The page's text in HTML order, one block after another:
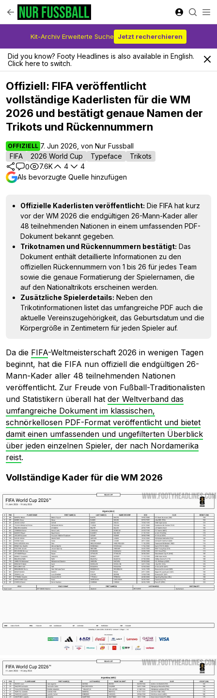
Kit-Archiv Erweiterte Suche Jetzt recherchieren
Did you know? Footy Headlines is also available in English.
Click here to switch.
Offiziell: FIFA veröffentlicht
vollständige Kaderlisten für die WM
2026 und bestätigt genaue Namen der
Trikots und Rückennummern
OFFIZIELL 7. Jun 2026, von Nur Fussball
FIFA
2026 World Cup Typeface
Trikots
0
7.6K 4
4
Als bevorzugte Quelle hinzufügen
Offizielle Kaderlisten veröffentlicht: Die FIFA hat kurz
vor der WM 2026 die endgültigen 26-Mann-Kader aller
48 teilnehmenden Nationen in einem umfassenden PDF-
Dokument bekannt gegeben.
Trikotnamen und Rückennummern bestätigt: Das
Dokument enthält detaillierte Informationen zu den
offiziellen Rückennummern von 1 bis 26 für jedes Team
sowie die genaue Formatierung der Spielernamen, die
auf den Nationaltrikots erscheinen werden.
Zusätzliche Spielerdetails: Neben den
Trikotinformationen listet das umfangreiche PDF auch die
aktuelle Vereinszugehörigkeit, das Geburtsdatum und die
Körpergröße in Zentimetern für jeden Spieler auf.
Da die FIFA-Weltmeisterschaft 2026 in wenigen Tagen
beginnt, hat die FIFA nun offiziell die endgültigen 26-
Mann-Kader aller 48 teilnehmenden Nationen
veröffentlicht. Zur Freude von Fußball-Traditionalisten
und Statistikern überall hat der Weltverband das
umfangreiche Dokument im klassischen,
schnörkellosen PDF-Format veröffentlicht und bietet
damit einen umfassenden und ungefilterten Überblick
über jeden einzelnen Spieler, der nach Nordamerika
reist.
Vollständige Kader für die WM 2026